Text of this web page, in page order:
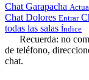
Chat Garapacha
Chat Dolores Entrar
todas las salas Índice
Recuerda: no
de teléfono,
chat.